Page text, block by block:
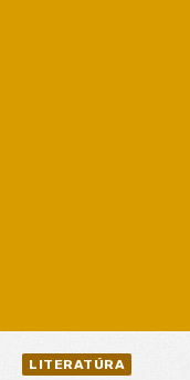
LITERATÚRA